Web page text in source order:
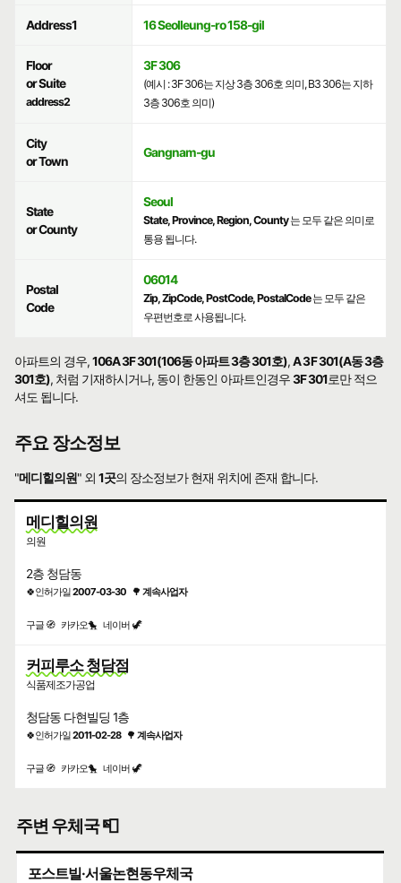
Address1 16 Seolleung-ro 158-gil
Floor
or Suite
address2
3F 306
(예시 : 3F 306는 지상 3층 306호 의미, B3 306는 지하
3층 306호 의미)
City
or Town
Gangnam-gu
State
or County
Seoul
State, Province, Region, County는 모두 같은 의미로
통용 됩니다.
Postal
Code
06014
Zip, ZipCode, PostCode, PostalCode는 모두 같은
우편번호로 사용됩니다.
아파트의 경우,106A 3F 301(106동 아파트 3층 301호),A 3F 301(A동 3층
301호), 처럼 기재하시거나, 동이 한동인 아파트인경우3F 301로만 적으
셔도 됩니다.
주요 장소정보
"메디힐의원" 외1곳의 장소정보가 현재 위치에 존재 합니다.
메디힐의원
의원
2층 청담동
🍀인허가일2007-03-30 🌳 계속사업자
구글 🧭 카카오🐤 네이버 🦖
커피루소 청담점
식품제조가공업
청담동 다현빌딩 1층
🍀인허가일2011-02-28 🌳 계속사업자
구글 🧭 카카오🐤 네이버 🦖
주변 우체국 📮
포스트빌·서울논현동우체국